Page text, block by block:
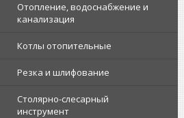
Отопление, водоснабжение и
канализация
Котлы отопительные
Резка и шлифование
Столярно-слесарный
инструмент